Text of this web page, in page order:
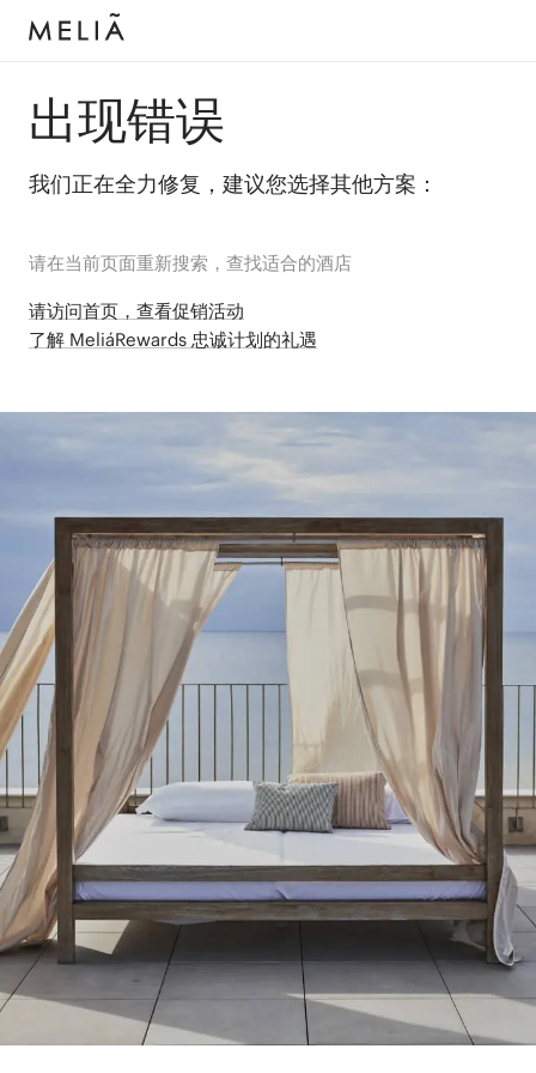
出现错误
我们正在全力修复，建议您选择其他方案：
请在当前页面重新搜索，查找适合的酒店
请访问首页，查看促销活动
了解 MeliáRewards 忠诚计划的礼遇